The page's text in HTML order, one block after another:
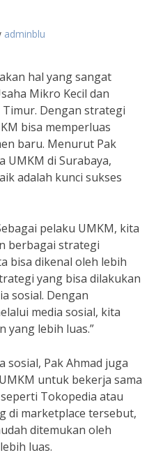
adminblu
hal yang sangat
Mikro Kecil dan
Timur. Dengan strategi
bisa memperluas
baru. Menurut Pak
UMKM di Surabaya,
adalah kunci sukses
pelaku UMKM, kita
berbagai strategi
bisa dikenal oleh lebih
yang bisa dilakukan
sosial. Dengan
media sosial, kita
yang lebih luas.”
sosial, Pak Ahmad juga
untuk bekerja sama
Tokopedia atau
di marketplace tersebut,
ditemukan oleh
luas.